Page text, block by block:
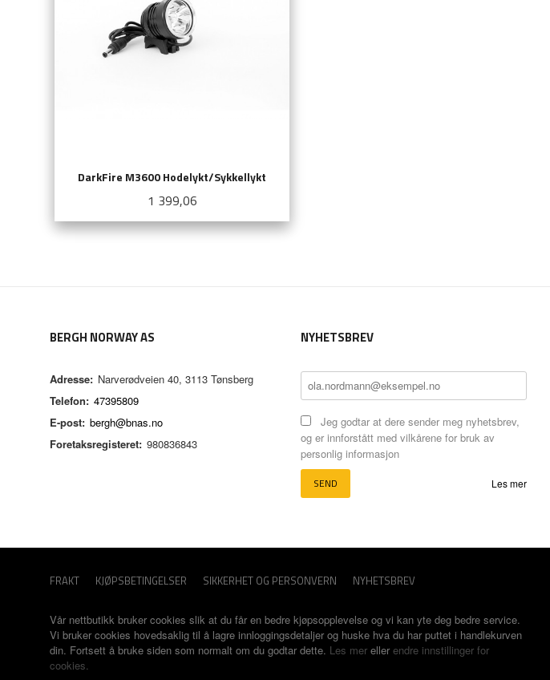
DarkFire M3600 Hodelykt/Sykkellykt
Pris
1 399,06
BERGH NORWAY AS
Adresse: Narverødveien 40, 3113 Tønsberg
Telefon: 47395809
E-post: bergh@bnas.no
Foretaksregisteret: 980836843
NYHETSBREV
Jeg godtar at dere sender meg nyhetsbrev,
og er innforstått med vilkårene for bruk av
personlig informasjon
Les mer
FRAKT KJØPSBETINGELSER SIKKERHET OG PERSONVERN NYHETSBREV
Vår nettbutikk bruker cookies slik at du får en bedre kjøpsopplevelse og vi kan yte deg bedre service.
Vi bruker cookies hovedsaklig til å lagre innloggingsdetaljer og huske hva du har puttet i handlekurven
din. Fortsett å bruke siden som normalt om du godtar dette. Les mer eller endre innstillinger for
cookies.